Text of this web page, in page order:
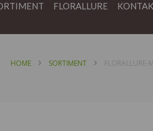
FLORALLURE
HOME SORTIMENT FLORALLURE-